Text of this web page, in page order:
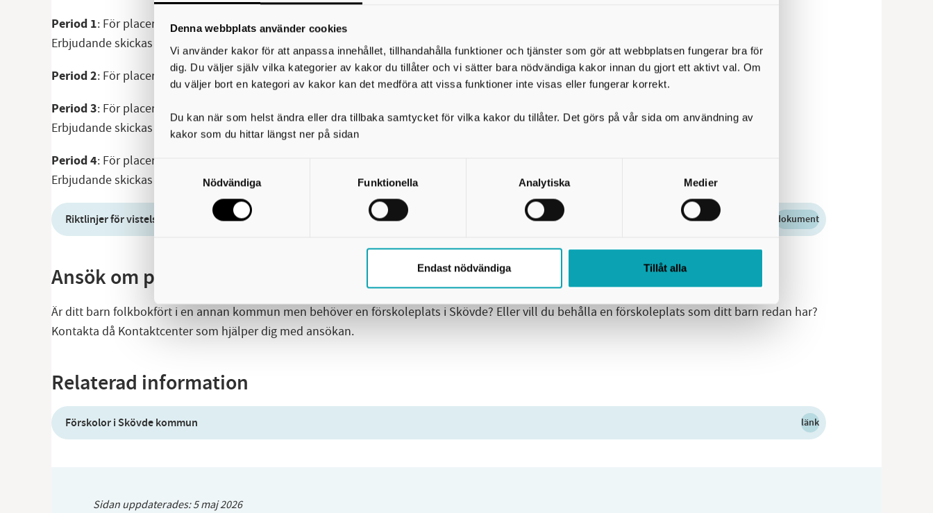
Denna webbplats använder cookies
Vi använder kakor för att anpassa innehållet, tillhandahålla funktioner och tjänster som gör att webbplatsen fungerar bra för
dig. Du väljer själv vilka kategorier av kakor du tillåter och vi sätter bara nödvändiga kakor innan du gjort ett aktivt val. Om
du väljer bort en kategori av kakor kan det medföra att vissa funktioner inte visas eller fungerar korrekt.
Du kan när som helst ändra eller dra tillbaka samtycket för vilka kakor du tillåter. Det görs på vår sida om användning av
kakor som du hittar längst ner på sidan
Nödvändiga
Funktionella Analytiska Medier
Endast nödvändiga Tillåt alla
Period 1: För placering i augusti till oktober ska du ansöka
Erbjudande skickas ut i maj eller juni.
Period 2: För placering i november till december ska du ansöka senast den15 augusti. Erbjudande skickas ut i september.
Period 3: För placering i januari till mars ska du ansöka senast den
Erbjudande skickas ut i oktober eller november.
Period 4: För placering i april till juni ska du ansöka senast den
Erbjudande skickas ut i februari.
Riktlinjer för vistelsetid i förskola och fritidshem dokument
Ansök om plats för barn från annan kommun
Är ditt barn folkbokfört i en annan kommun men behöver en förskoleplats i Skövde? Eller vill du behålla en förskoleplats som ditt barn redan har?
Kontakta då Kontaktcenter som hjälper dig med ansökan.
Relaterad information
Förskolor i Skövde kommun länk
Sidan uppdaterades:5 maj 2026